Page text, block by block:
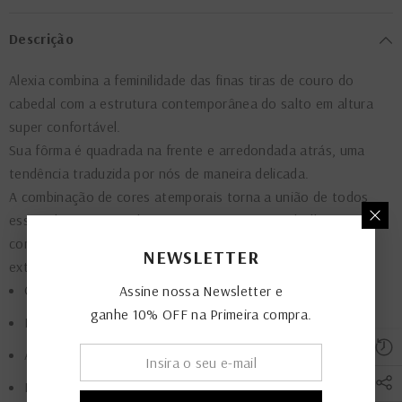
Descrição
Alexia combina a feminilidade das finas tiras de couro do
cabedal com a estrutura contemporânea do salto em altura
super confortável.
Sua fôrma é quadrada na frente e arredondada atrás, uma
tendência traduzida por nós de maneira delicada.
A combinação de cores atemporais torna a união de todos
esses elementos ainda mais interessante. A palmilha em cor
contrastante conta ainda com acolchoamento que garante
extremo conforto.
Cabedal em couro na cor pistache
Palmilha em couro na cor kakhi
Altura do salto: 5,0 cm
Palmilha acolchoada que garante extremo conforto
NEWSLETTER
Assine nossa Newsletter e
ganhe 10% OFF na Primeira compra.